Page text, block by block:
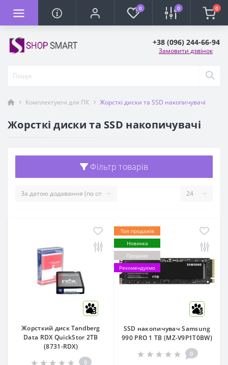
0 0 0
+38 (096) 244-66-94
Замовити дзвінок
Комплектуючі для ПК Жорсткі диски та SSD накопичувачі
Жорсткі диски та SSD накопичувачі
Фільтр товарів
3
Жорсткий диск Tandberg
Data RDX QuickStor 2TB
(8731-RDX)
0
Топ продажів
Новинка
Продано
Рекомендуємо
3
SSD накопичувач Samsung
990 PRO 1 TB (MZ-V9P1T0BW)
0